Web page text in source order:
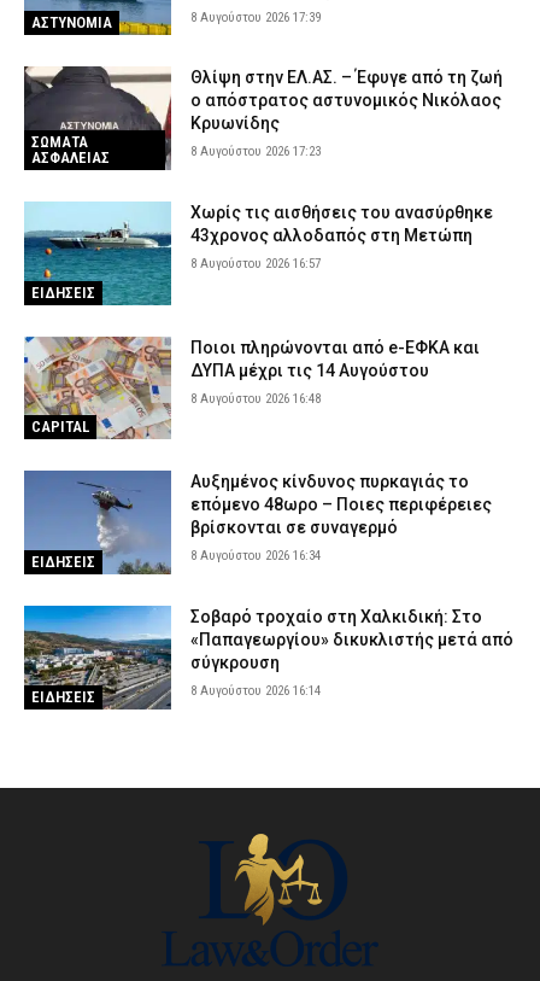
ΑΣΤΥΝΟΜΙΑ 8 Αυγούστου 2026 17:39
ΣΩΜΑΤΑ
ΑΣΦΑΛΕΙΑΣ
Θλίψη στην ΕΛ.ΑΣ. – Έφυγε από τη ζωή
ο απόστρατος αστυνομικός Νικόλαος
Κρυωνίδης
8 Αυγούστου 2026 17:23
ΕΙΔΗΣΕΙΣ
Χωρίς τις αισθήσεις του ανασύρθηκε
43χρονος αλλοδαπός στη Μετώπη
8 Αυγούστου 2026 16:57
CAPITAL
Ποιοι πληρώνονται από e-ΕΦΚΑ και
ΔΥΠΑ μέχρι τις 14 Αυγούστου
8 Αυγούστου 2026 16:48
ΕΙΔΗΣΕΙΣ
Αυξημένος κίνδυνος πυρκαγιάς το
επόμενο 48ωρο – Ποιες περιφέρειες
βρίσκονται σε συναγερμό
8 Αυγούστου 2026 16:34
ΕΙΔΗΣΕΙΣ
Σοβαρό τροχαίο στη Χαλκιδική: Στο
«Παπαγεωργίου» δικυκλιστής μετά από
σύγκρουση
8 Αυγούστου 2026 16:14